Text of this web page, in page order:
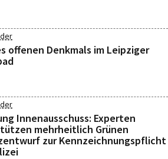
offenen Denkmals im Leipziger
Innenausschuss: Experten
mehrheitlich Grünen
zur Kennzeichnungspflicht